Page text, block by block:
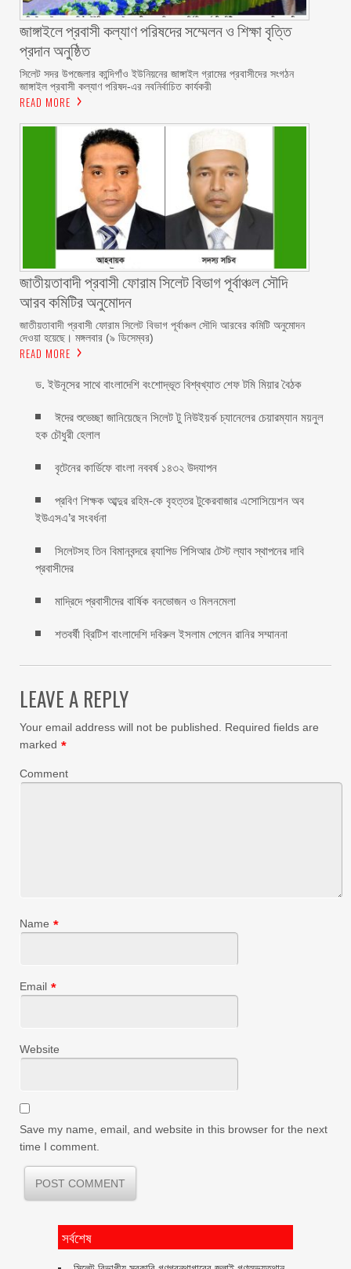
জাঙ্গাইলে প্রবাসী কল্যাণ পরিষদের সম্মেলন ও শিক্ষা বৃত্তি
প্রদান অনুষ্ঠিত
সিলেট সদর উপজেলার কান্দিগাঁও ইউনিয়নের জাঙ্গাইল গ্রামের প্রবাসীদের সংগঠন
জাঙ্গাইল প্রবাসী কল্যাণ পরিষদ-এর নবনির্বাচিত কার্যকরী
READ MORE
জাতীয়তাবাদী প্রবাসী ফোরাম সিলেট বিভাগ পূর্বাঞ্চল সৌদি
আরব কমিটির অনুমোদন
জাতীয়তাবাদী প্রবাসী ফোরাম সিলেট বিভাগ পূর্বাঞ্চল সৌদি আরবের কমিটি অনুমোদন
দেওয়া হয়েছে। মঙ্গলবার (৯ ডিসেম্বর)
READ MORE
ড. ইউনূসের সাথে বাংলাদেশি বংশোদ্ভূত বিশ্বখ্যাত শেফ টমি মিয়ার বৈঠক
ঈদের শুভেচ্ছা জানিয়েছেন সিলেট টু নিউইয়র্ক চ্যানেলের চেয়ারম্যান ময়নুল
হক চৌধুরী হেলাল
বৃটেনের কার্ডিফে বাংলা নববর্ষ ১৪৩২ উদযাপন
প্রবিণ শিক্ষক আব্দুর রহিম-কে বৃহত্তর টুকেরবাজার এসোসিয়েশন অব
ইউএসএ’র সংবর্ধনা
সিলেটসহ তিন বিমানবন্দরে র‍্যাপিড পিসিআর টেস্ট ল্যাব স্থাপনের দাবি
প্রবাসীদের
মাদ্রিদে প্রবাসীদের বার্ষিক বনভোজন ও মিলনমেলা
শতবর্ষী ব্রিটিশ বাংলাদেশি দবিরুল ইসলাম পেলেন রানির সম্মাননা
LEAVE A REPLY
Your email address will not be published.
Required fields are
marked *
Comment
Name *
Email *
Website
Save my name, email, and website in this browser for the next
time I comment.
সর্বশেষ